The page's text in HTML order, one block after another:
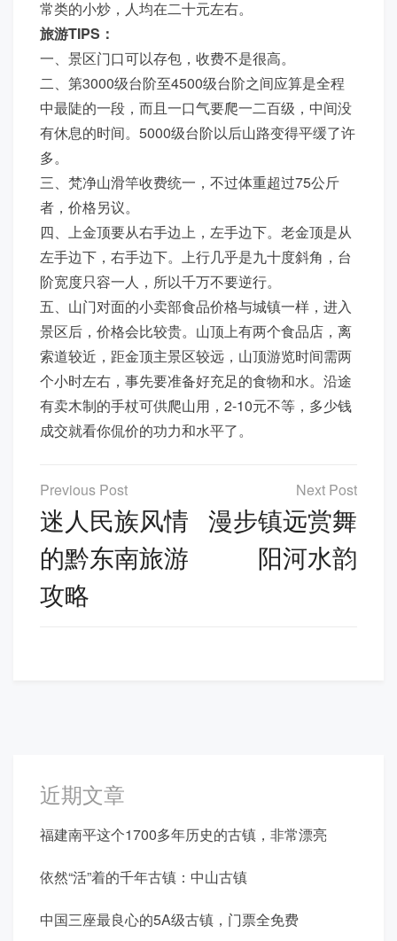
常类的小炒，人均在二十元左右。
旅游TIPS：
一、景区门口可以存包，收费不是很高。
二、第3000级台阶至4500级台阶之间应算是全程
中最陡的一段，而且一口气要爬一二百级，中间没
有休息的时间。5000级台阶以后山路变得平缓了许
多。
三、梵净山滑竿收费统一，不过体重超过75公斤
者，价格另议。
四、上金顶要从右手边上，左手边下。老金顶是从
左手边下，右手边下。上行几乎是九十度斜角，台
阶宽度只容一人，所以千万不要逆行。
五、山门对面的小卖部食品价格与城镇一样，进入
景区后，价格会比较贵。山顶上有两个食品店，离
索道较近，距金顶主景区较远，山顶游览时间需两
个小时左右，事先要准备好充足的食物和水。沿途
有卖木制的手杖可供爬山用，2-10元不等，多少钱
成交就看你侃价的功力和水平了。
文
章
导
航
迷人民族风情
的黔东南旅游
攻略
漫步镇远赏舞
阳河水韵
近期文章
福建南平这个1700多年历史的古镇，非常漂亮
依然“活”着的千年古镇：中山古镇
中国三座最良心的5A级古镇，门票全免费